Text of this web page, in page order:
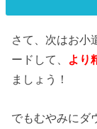
さて、次はお小
ードして、 より
ましょう！
でもむやみにダ